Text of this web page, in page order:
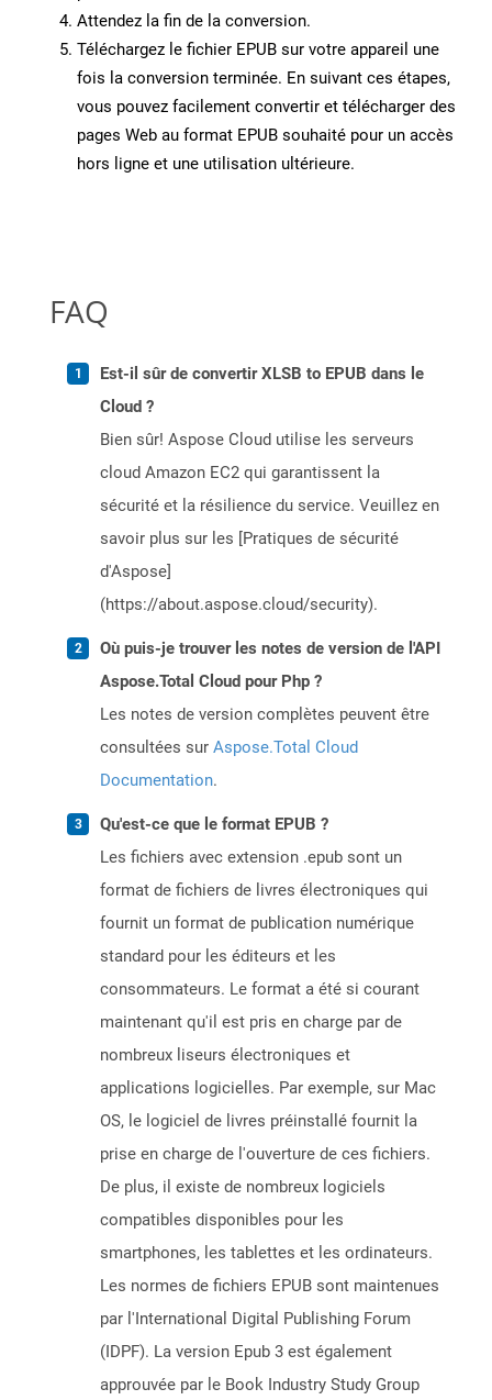
Attendez la fin de la conversion.
Téléchargez le fichier EPUB sur votre appareil une
fois la conversion terminée. En suivant ces étapes,
vous pouvez facilement convertir et télécharger des
pages Web au format EPUB souhaité pour un accès
hors ligne et une utilisation ultérieure.
FAQ
Est-il sûr de convertir XLSB to EPUB dans le
Cloud ?
Bien sûr! Aspose Cloud utilise les serveurs
cloud Amazon EC2 qui garantissent la
sécurité et la résilience du service. Veuillez en
savoir plus sur les [Pratiques de sécurité
d'Aspose]
(https://about.aspose.cloud/security).
Où puis-je trouver les notes de version de l'API
Aspose.Total Cloud pour Php ?
Les notes de version complètes peuvent être
consultées sur Aspose.Total Cloud
Documentation.
Qu'est-ce que le format EPUB ?
Les fichiers avec extension .epub sont un
format de fichiers de livres électroniques qui
fournit un format de publication numérique
standard pour les éditeurs et les
consommateurs. Le format a été si courant
maintenant qu'il est pris en charge par de
nombreux liseurs électroniques et
applications logicielles. Par exemple, sur Mac
OS, le logiciel de livres préinstallé fournit la
prise en charge de l'ouverture de ces fichiers.
De plus, il existe de nombreux logiciels
compatibles disponibles pour les
smartphones, les tablettes et les ordinateurs.
Les normes de fichiers EPUB sont maintenues
par l'International Digital Publishing Forum
(IDPF). La version Epub 3 est également
approuvée par le Book Industry Study Group